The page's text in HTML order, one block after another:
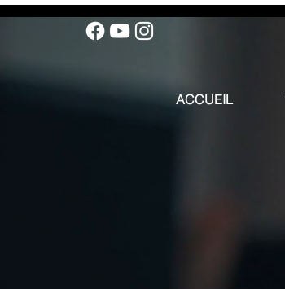
ACCUEIL